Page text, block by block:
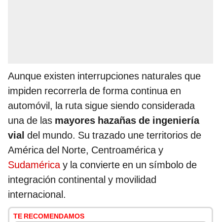
Aunque existen interrupciones naturales que
impiden recorrerla de forma continua en
automóvil, la ruta sigue siendo considerada
una de las mayores hazañas de ingeniería
vial del mundo. Su trazado une territorios de
América del Norte, Centroamérica y
Sudaméricay la convierte en un símbolo de
integración continental y movilidad
internacional.
TE RECOMENDAMOS